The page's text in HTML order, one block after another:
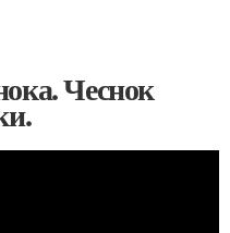
Чеснок